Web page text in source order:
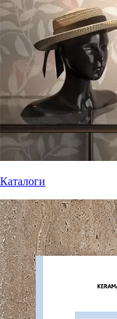
Каталоги